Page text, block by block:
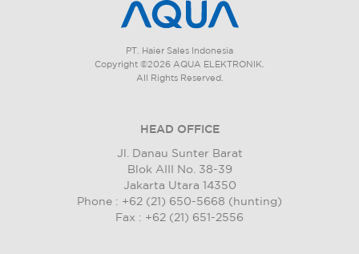
PT. Haier Sales Indonesia
Copyright ©2026 AQUA ELEKTRONIK.
All Rights Reserved.
HEAD OFFICE
Jl. Danau Sunter Barat
Blok AIII No. 38-39
Jakarta Utara 14350
Phone : +62 (21) 650-5668 (hunting)
Fax : +62 (21) 651-2556